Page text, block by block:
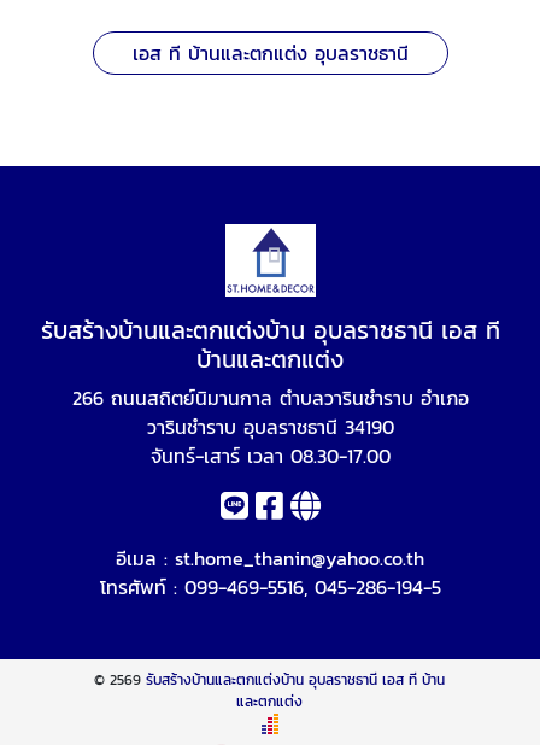
เอส ที บ้านและตกแต่ง อุบลราชธานี
รับสร้างบ้านและตกแต่งบ้าน อุบลราชธานี เอส ที
บ้านและตกแต่ง
266 ถนนสถิตย์นิมานกาล ตำบลวารินชำราบ อำเภอ
วารินชำราบ อุบลราชธานี 34190
จันทร์-เสาร์ เวลา 08.30-17.00
อีเมล : st.home_thanin@yahoo.co.th
โทรศัพท์ : 099-469-5516, 045-286-194-5
© 2569รับสร้างบ้านและตกแต่งบ้าน อุบลราชธานี เอส ที บ้าน
และตกแต่ง